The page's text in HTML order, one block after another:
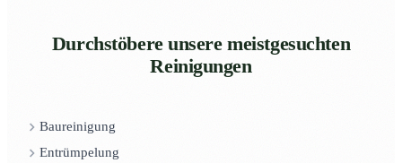
Durchstöbere unsere meistgesuchten
Reinigungen
Baureinigung
Entrümpelung